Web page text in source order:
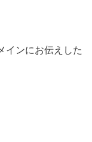
インにお伝えした